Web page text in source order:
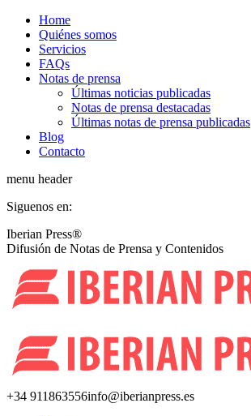
Saltar
contenido
Home
Quiénes somos
Servicios
FAQs
Notas de prensa
Últimas noticias publicadas
Notas de prensa destacadas
Últimas notas de prensa publicadas
Blog
Contacto
menu header
Siguenos en:
Facebook
page
new
window
X
page
new
window
YouTube
page
new
window
Rss
page
new
window
Iberian Press®
Difusión de Notas de Prensa y Contenidos
+34 911863556info@iberianpress.es